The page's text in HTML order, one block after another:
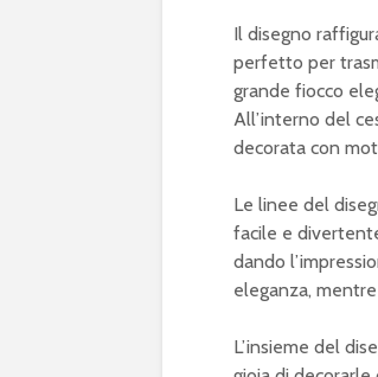
Il disegno
perfetto per
grande fiocco
All’interno del
decorata con
Le linee del
facile e
dando
eleganza,
L’insieme del